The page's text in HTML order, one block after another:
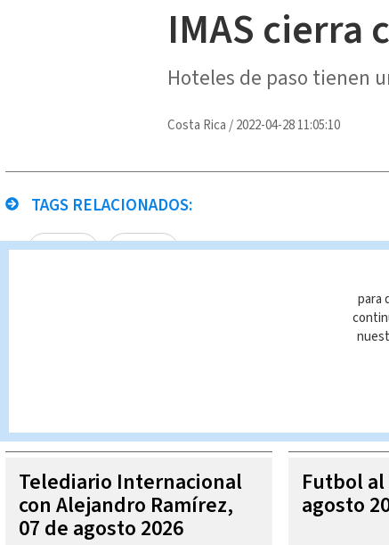
IMAS cierra
Hoteles de paso tienen
Costa Rica /2022-04-28 11:05:10
TAGS RELACIONADOS:
hoteles IMAS
Queda prohibida la reproducción total o parcial del
Telediario Internacional
con Alejandro Ramírez,
07 de agosto 2026
Futbol al
agosto
para